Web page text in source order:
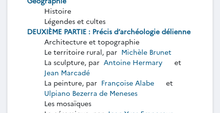
Histoire
Légendes et cultes
DEUXIÈME PARTIE : Précis d’archéologie délienne
Architecture et topographie
Le territoire rural, par Michèle Brunet
La sculpture, par Antoine Hermary
et
Jean Marcadé
La peinture, par Françoise Alabe
et
Ulpiano Bezerra de Meneses
Les mosaïques